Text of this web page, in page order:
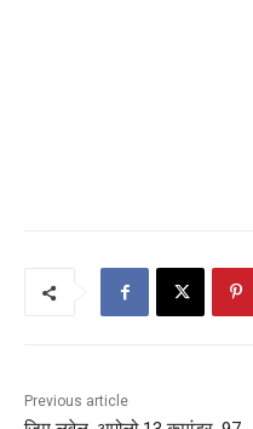
Previous article